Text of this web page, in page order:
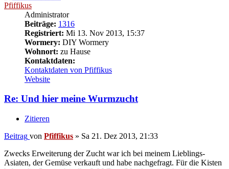
Pfiffikus
Administrator
Beiträge: 1316
Registriert: Mi 13. Nov 2013, 15:37
Wormery: DIY Wormery
Wohnort: zu Hause
Kontaktdaten:
Kontaktdaten von Pfiffikus
Website
Re: Und hier meine Wurmzucht
Zitieren
Beitrag von Pfiffikus » Sa 21. Dez 2013, 21:33
Zwecks Erweiterung der Zucht war ich bei meinem Lieblings-
Asiaten, der Gemüse verkauft und habe nachgefragt. Für die Kisten